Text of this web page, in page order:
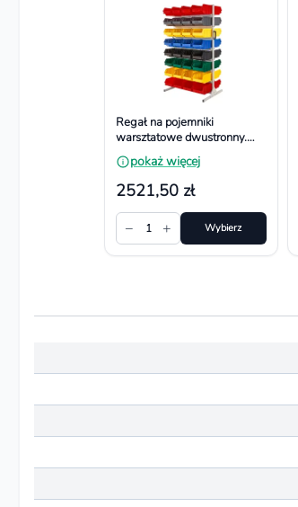
Regał na pojemniki
warsztatowe dwustronny.
Wym. 1610x940x650 mm,
64 pojemniki
pokaż więcej
2521,50 zł
− 1 + Wybierz